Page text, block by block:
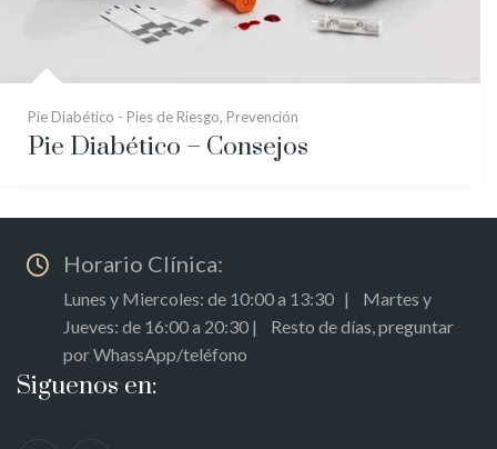
Pie Diabético - Pies de Riesgo, Prevención
Pie Diabético – Consejos
Horario Clínica:
Lunes y Miercoles: de 10:00 a 13:30 | Martes y
Jueves: de 16:00 a 20:30 | Resto de días, preguntar
por WhassApp/teléfono
Siguenos en: